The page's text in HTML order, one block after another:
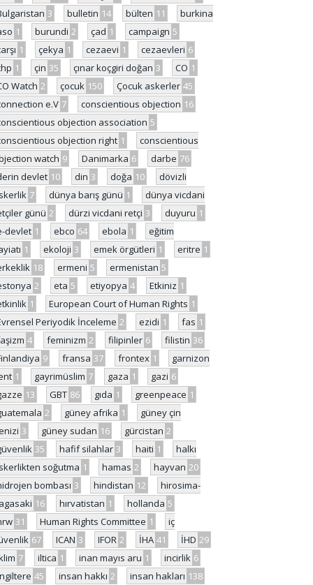
3 bulletin 14 bülten 11
burkina
1 burundi 2 çad 1 campaign 5
1 çekya 1 cezaevi 1 cezaevleri 6
1 çin 35 çınar koçgiri doğan 3 CO 1
Watch 2 çocuk 150 Çocuk askerler 45
e.V 7 conscientious objection 16
objection association 5
objection right 1
conscientious
watch 9 Danimarka 6 darbe 76
devlet 10 din 3 doğa 10
dövizli
7 dünya barış günü 1
dünya vicdani
günü 2 dürzi vicdani retçi 3 duyuru 1
devlet 1 ebco 64 ebola 1
eğitim
1 ekoloji 3 emek örgütleri 1 eritre 1
18 ermeni 5 ermenistan 5
2 eta 5 etiyopya 4 Etkiniz 1
1 European Court of Human Rights 1
Periyodik İnceleme 2 ezidi 1 fas 1
4 feminizm 2 filipinler 6 filistin 36
9 fransa 37 frontex 1
garnizon
1 gayrimüslim 7 gaza 1 gazi 6
13 GBT 86 gıda 1 greenpeace 1
2 güney afrika 1
güney çin
3 güney sudan 16 gürcistan 2
35 hafif silahlar 3 haiti 1
halkı
soğutma 1 hamas 2 hayvan 20
bombası 3 hindistan 12
hirosima-
16 hırvatistan 1 hollanda 5
31 Human Rights Committee 1
iç
67 ICAN 3 IFOR 2 İHA 41 İHD 29
7 iltica 1 inan mayıs aru 1 incirlik 6
45 insan hakkı 2 insan hakları 138